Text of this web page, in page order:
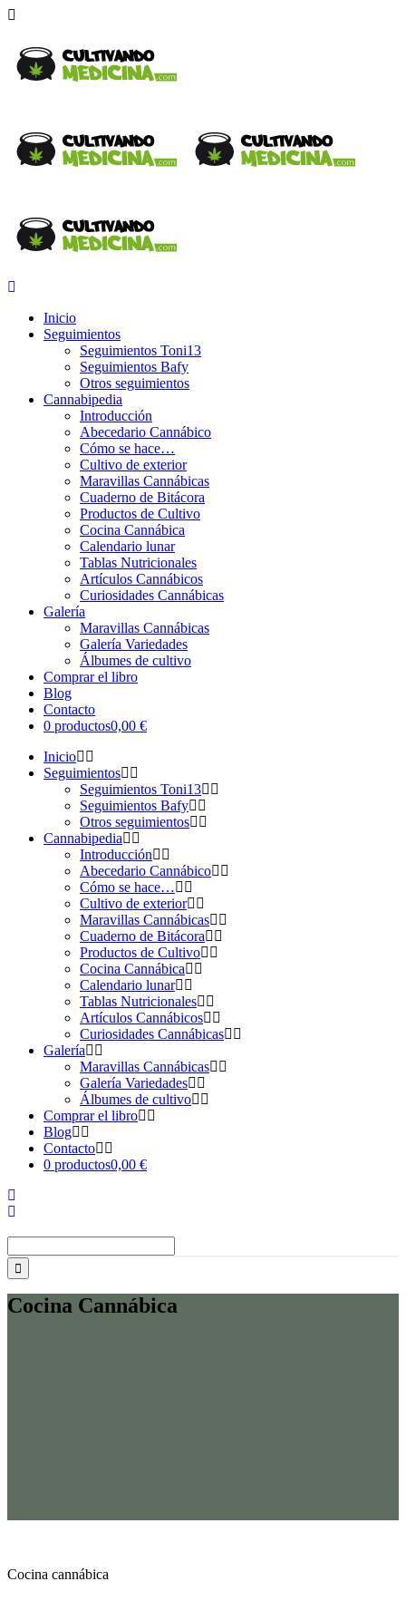
Inicio
Seguimientos
Seguimientos Toni13
Seguimientos Bafy
Otros seguimientos
Cannabipedia
Introducción
Abecedario Cannábico
Cómo se hace…
Cultivo de exterior
Maravillas Cannábicas
Cuaderno de Bitácora
Productos de Cultivo
Cocina Cannábica
Calendario lunar
Tablas Nutricionales
Artículos Cannábicos
Curiosidades Cannábicas
Galería
Maravillas Cannábicas
Galería Variedades
Álbumes de cultivo
Comprar el libro
Blog
Contacto
0 productos0,00 €
Inicio
Seguimientos
Seguimientos Toni13
Seguimientos Bafy
Otros seguimientos
Cannabipedia
Introducción
Abecedario Cannábico
Cómo se hace…
Cultivo de exterior
Maravillas Cannábicas
Cuaderno de Bitácora
Productos de Cultivo
Cocina Cannábica
Calendario lunar
Tablas Nutricionales
Artículos Cannábicos
Curiosidades Cannábicas
Galería
Maravillas Cannábicas
Galería Variedades
Álbumes de cultivo
Comprar el libro
Blog
Contacto
0 productos0,00 €
Cocina Cannábica
Cocina cannábica